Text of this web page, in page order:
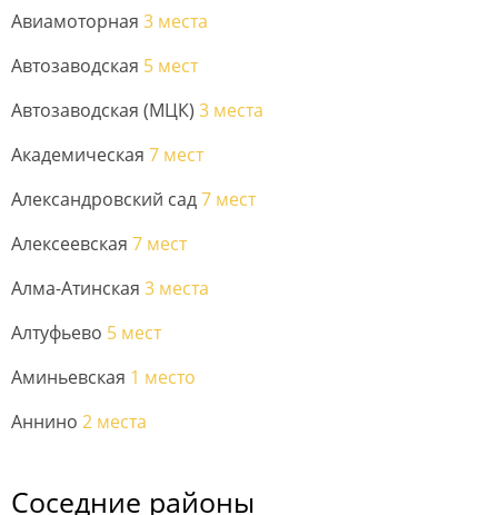
Авиамоторная 3 места
Автозаводская 5 мест
Автозаводская (МЦК) 3 места
Академическая 7 мест
Александровский сад 7 мест
Алексеевская 7 мест
Алма-Атинская 3 места
Алтуфьево 5 мест
Аминьевская 1 место
Аннино 2 места
Соседние районы